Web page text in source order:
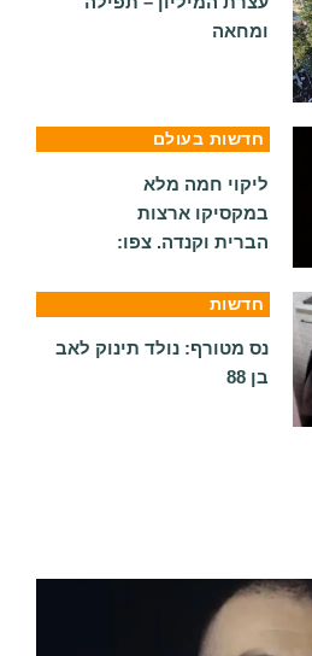
ומחאה
חדשות בעולם
ליקוי חמה מלא
במקסיקו ארצות
הברית וקנדה. צפו:
חדשות
נס מטורף: נולד תינוק לאב
בן 88